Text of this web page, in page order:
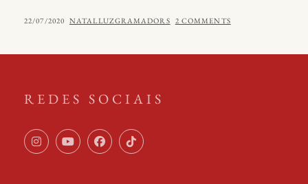
O
POSTED
22/07/2020 BY
NATALLUZGRAMADORS 2 COMMENTS
REDES SOCIAIS